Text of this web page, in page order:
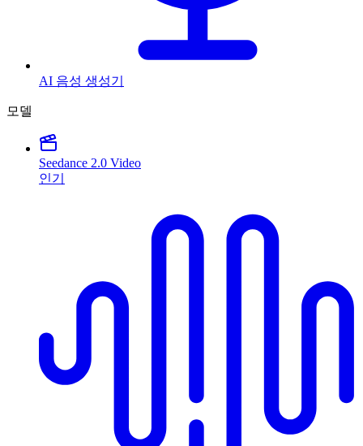
AI 음성 생성기
모델
Seedance 2.0 Video
인기